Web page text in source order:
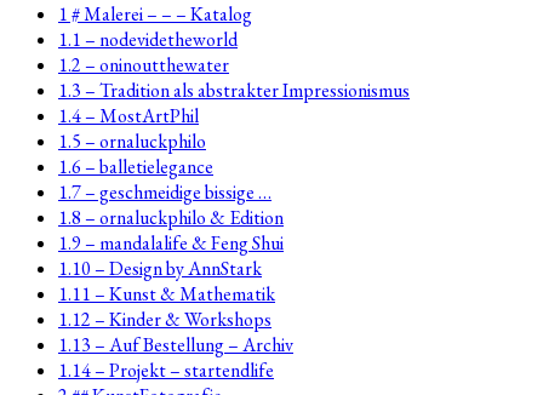
1 # Malerei – – – Katalog
1.1 – nodevidetheworld
1.2 – oninoutthewater
1.3 – Tradition als abstrakter Impressionismus
1.4 – MostArtPhil
1.5 – ornaluckphilo
1.6 – balletielegance
1.7 – geschmeidige bissige …
1.8 – ornaluckphilo & Edition
1.9 – mandalalife & Feng Shui
1.10 – Design by AnnStark
1.11 – Kunst & Mathematik
1.12 – Kinder & Workshops
1.13 – Auf Bestellung – Archiv
1.14 – Projekt – startendlife